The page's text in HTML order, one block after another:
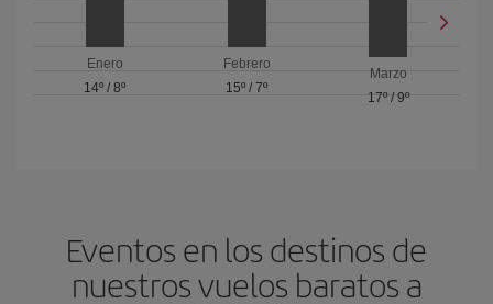
Enero
14º /8º
Febrero
15º / 7º
Marzo
17º/ 9º
Eventos en los destinos de
nuestros vuelos baratos a